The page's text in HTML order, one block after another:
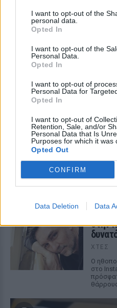
I want to opt-out of the
personal data.
Opted In
I want to opt-out of the
Personal Data.
Opted In
I want to opt-out of
Personal Data for
Opted In
I want to opt-out of
Retention, Sale, and/or
Personal Data that Is
Purposes for which it was
Opted Out
CONFIRM
Data Deletion Data
ΣΤΗΝ ΙΔΙΑ
Πάρο
Το
από
βράδυ
και
στην
ΧΤΕΣ
Ο
στο